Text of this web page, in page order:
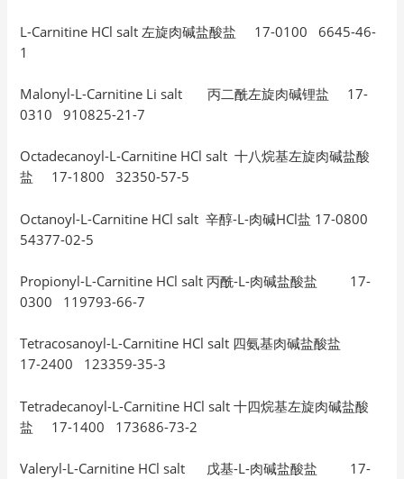
L-Carnitine HCl salt 左旋肉碱盐酸盐 17-0100 6645-46-
1
Malonyl-L-Carnitine Li salt 丙二酰左旋肉碱锂盐 17-
0310 910825-21-7
Octadecanoyl-L-Carnitine HCl salt 十八烷基左旋肉碱盐酸
盐 17-1800 32350-57-5
Octanoyl-L-Carnitine HCl salt 辛醇-L-肉碱HCl盐 17-0800
54377-02-5
Propionyl-L-Carnitine HCl salt 丙酰-L-肉碱盐酸盐 17-
0300 119793-66-7
Tetracosanoyl-L-Carnitine HCl salt 四氨基肉碱盐酸盐
17-2400 123359-35-3
Tetradecanoyl-L-Carnitine HCl salt 十四烷基左旋肉碱盐酸
盐 17-1400 173686-73-2
Valeryl-L-Carnitine HCl salt 戊基-L-肉碱盐酸盐 17-